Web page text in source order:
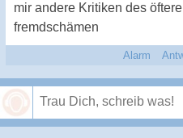
mir andere Kritiken des
fremdschämen
Alarm